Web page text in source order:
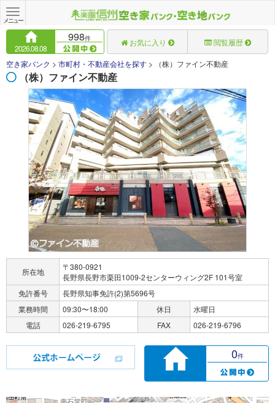
Toggle
navigation
メニュー
2026.08.08
998件 お気に入り 閲覧履歴
空き家バンク > 市町村・不動産会社を探す > （株）ファイン不動産
（株）ファイン不動産
所在地
〒380-0921
長野県長野市栗田1009-2センターウィング2F 101号室
免許番号
長野県知事免許(2)第5696号
業務時間
09:30〜18:00 休日
水曜日
電話
026-219-6795 FAX 026-219-6796
0件